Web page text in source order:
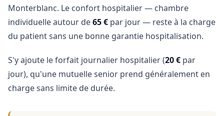
Monterblanc. Le confort hospitalier — chambre
individuelle autour de65 € par jour — reste à la charge
du patient sans une bonne garantie hospitalisation.
S'y ajoute le forfait journalier hospitalier (20 € par
jour), qu'une mutuelle senior prend généralement en
charge sans limite de durée.